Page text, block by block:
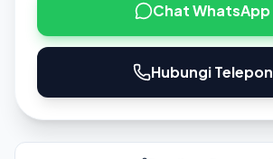
Chat WhatsApp
Hubungi Telepon